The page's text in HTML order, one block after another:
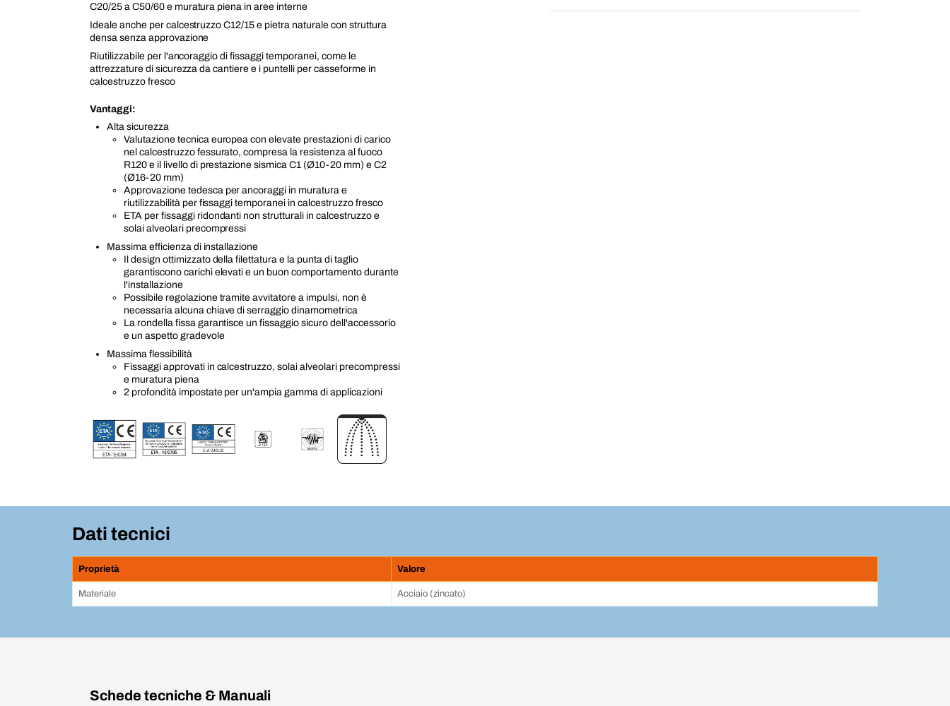
C20/25 a C50/60 e muratura piena in aree interne
Ideale anche per calcestruzzo C12/15 e pietra naturale con struttura
densa senza approvazione
Riutilizzabile per l'ancoraggio di fissaggi temporanei, come le
attrezzature di sicurezza da cantiere e i puntelli per casseforme in
calcestruzzo fresco
Vantaggi:
Alta sicurezza
Valutazione tecnica europea con elevate prestazioni di carico
nel calcestruzzo fessurato, compresa la resistenza al fuoco
R120 e il livello di prestazione sismica C1 (Ø10-20 mm) e C2
(Ø16-20 mm)
Approvazione tedesca per ancoraggi in muratura e
riutilizzabilità per fissaggi temporanei in calcestruzzo fresco
ETA per fissaggi ridondanti non strutturali in calcestruzzo e
solai alveolari precompressi
Massima efficienza di installazione
Il design ottimizzato della filettatura e la punta di taglio
garantiscono carichi elevati e un buon comportamento durante
l'installazione
Possibile regolazione tramite avvitatore a impulsi, non è
necessaria alcuna chiave di serraggio dinamometrica
La rondella fissa garantisce un fissaggio sicuro dell'accessorio
e un aspetto gradevole
Massima flessibilità
Fissaggi approvati in calcestruzzo, solai alveolari precompressi
e muratura piena
2 profondità impostate per un'ampia gamma di applicazioni
Dati tecnici
Proprietà Valore
Materiale Acciaio (zincato)
Schede tecniche & Manuali